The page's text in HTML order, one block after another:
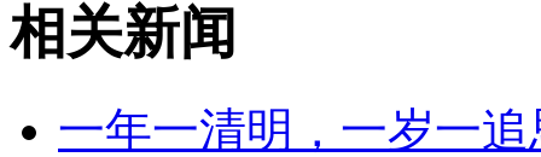
相关新闻
一年一清明，一岁一追